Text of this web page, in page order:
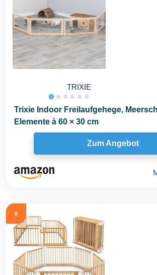
TRIXIE
Trixie Indoor Freilaufgehege,
Elemente à 60 × 30 cm
Zum Angebot
6